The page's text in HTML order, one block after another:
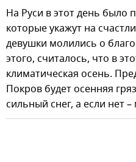
На Руси в этот день было
которые укажут на
девушки молились о
этого, считалось, что в
климатическая осень.
Покров будет осенняя
сильный снег, а если нет